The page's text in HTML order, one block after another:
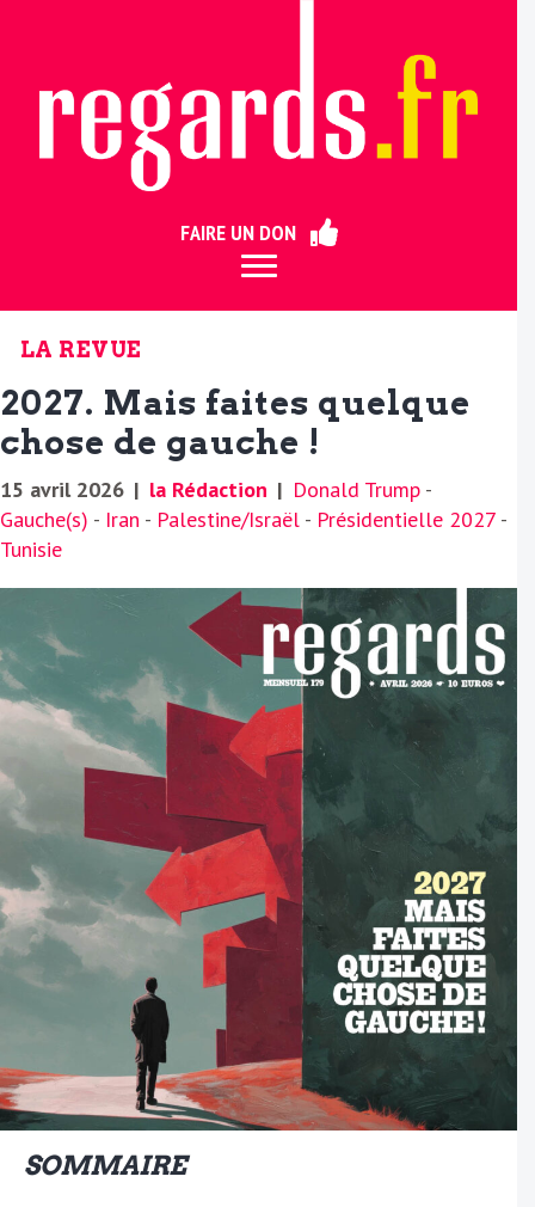
FAIRE UN DON
LA REVUE
2027. Mais faites quelque
chose de gauche !
15 avril 2026 | la Rédaction | Donald Trump -
Gauche(s) - Iran - Palestine/Israël - Présidentielle 2027 -
Tunisie
SOMMAIRE